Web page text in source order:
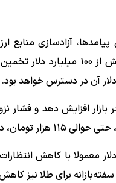
آزادسازی منابع
دارایی‌های خارجی مسدود شده یا
بازار افزایش دهد و فشار
نخواهد بود.
معمولا با کاهش
برای طلا نیز